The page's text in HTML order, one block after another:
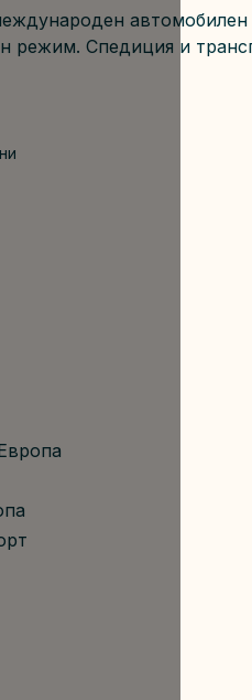
режим. Спедиция и